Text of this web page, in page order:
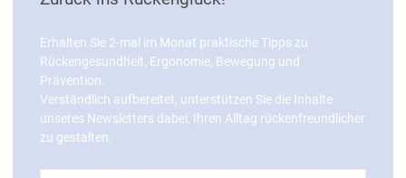
2.) Aktiv-Schuhe aktivieren die Muskulatur
Erhalten Sie 2-mal im Monat praktische Tipps zu
Rückengesundheit, Ergonomie, Bewegung und
Prävention.
Verständlich aufbereitet, unterstützen Sie die Inhalte
unseres Newsletters dabei, Ihren Alltag rückenfreundlicher
zu gestalten.